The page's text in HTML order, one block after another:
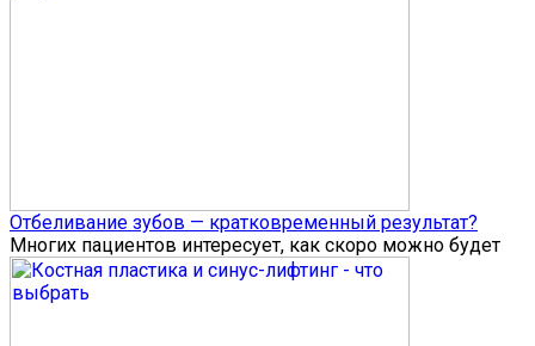
Отбеливание зубов — кратковременный результат?
Многих пациентов интересует, как скоро можно будет